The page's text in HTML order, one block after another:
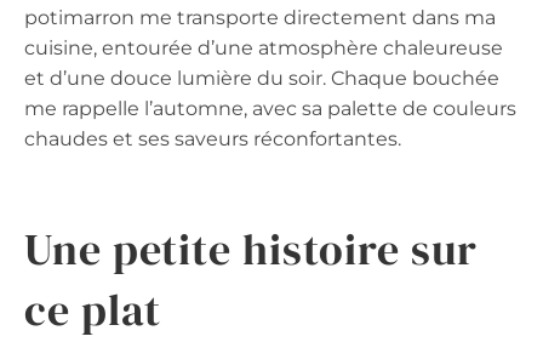
potimarron me transporte directement dans ma
cuisine, entourée d’une atmosphère chaleureuse
et d’une douce lumière du soir. Chaque bouchée
me rappelle l’automne, avec sa palette de couleurs
chaudes et ses saveurs réconfortantes.
Une petite histoire sur
ce plat